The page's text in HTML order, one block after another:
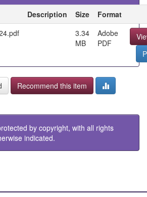
Description Size
Format
3.34
MB
Adobe
PDF
Recommend this item
by copyright, with all rights
indicated.